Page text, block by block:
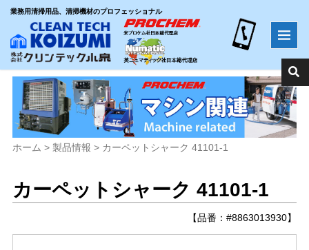
業務用清掃用品、清掃機材のプロフェッショナル
ホーム > 製品情報 > カーペットシャーク 41101-1
カーペットシャーク 41101-1
【品番：#8863013930】